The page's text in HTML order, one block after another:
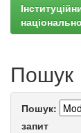
Пошук
Пошук:
запит